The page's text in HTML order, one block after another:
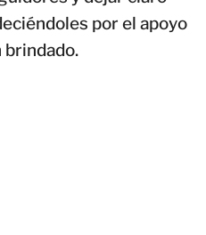
por el apoyo
brindado.